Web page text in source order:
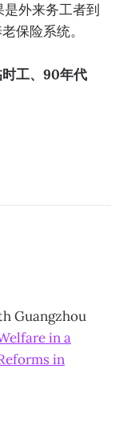
外来务工者到
保险系统。
工、90年代
Guangzhou
in a
in